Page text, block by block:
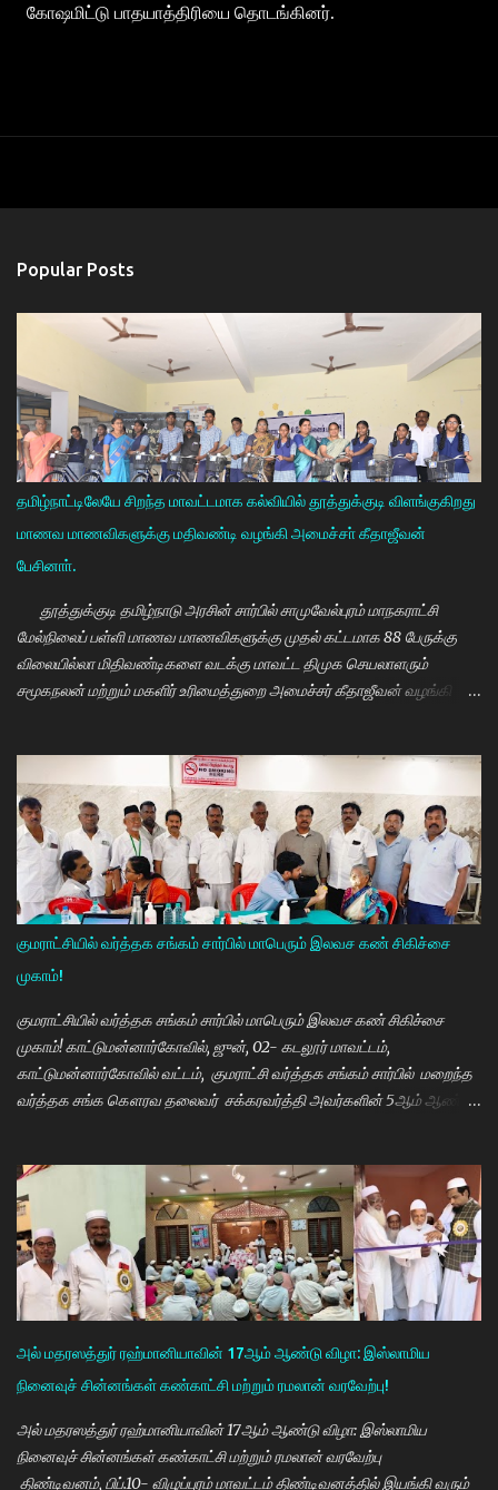
கோஷமிட்டு பாதயாத்திரியை தொடங்கினர்.
Popular Posts
தமிழ்நாட்டிலேயே சிறந்த மாவட்டமாக கல்வியில் தூத்துக்குடி விளங்குகிறது
மாணவ மாணவிகளுக்கு மதிவண்டி வழங்கி அமைச்சா் கீதாஜீவன்
பேசினாா்.
தூத்துக்குடி தமிழ்நாடு அரசின் சார்பில் சாமுவேல்புரம் மாநகராட்சி
மேல்நிலைப் பள்ளி மாணவ மாணவிகளுக்கு முதல் கட்டமாக 88 பேருக்கு
விலையில்லா மிதிவண்டிகளை வடக்கு மாவட்ட திமுக செயலாளரும்
சமூகநலன் மற்றும் மகளிர் உரிமைத்துறை அமைச்சர் கீதாஜீவன் வழங்கி
கல்வியில் சிறந்து விளங்க வேண்டும் என்பதற்காக முதலமைச்சர்
மு.க.ஸ்டாலின் அதிக முயற்சி எடுத்து கல்வியும். மருத்துவமும் எனது இரு
கண்கள் என முதலமைச்சர் கூறி வருகிறார். எத்தனையோ
மாணவியர்களுக்கு கிடைக்காத வாய்ப்பு உங்களுக்கு கிடைத்திருக்கிறது.
முன்பு 8 ம் வகுப்பு அல்லது 10 ம் வகுப்பிலேயே மாணவியர்களின்
பள்ளிப்படிப்பை நிறுத்தும் நிலையை மாற்றி, பெண் குழந்தைகள் கல்லூரி
வரை படிக்க வேண்டும். அவர்களுக்கு உயர்கல்வி மிக அவசியம் என்பதில்
அதிக முயற்சி எடுத்து வருகிறார்கள். உயர்கல்வி படிக்கின்ற
மாணவியர்களுக்கு மாதந்தோறும் ரூ.1000 வழங்கும் புதுமைப்பெண்
திட்டத்தை செயல்படுத்தி வருகிறார். எதிர்கால தலைவர்களான மாணவர்க...
குமராட்சியில் வர்த்தக சங்கம் சார்பில் மாபெரும் இலவச கண் சிகிச்சை
முகாம்!
குமராட்சியில் வர்த்தக சங்கம் சார்பில் மாபெரும் இலவச கண் சிகிச்சை
முகாம்! காட்டுமன்னார்கோவில், ஜுன், 02- கடலூர் மாவட்டம்,
காட்டுமன்னார்கோவில் வட்டம், குமராட்சி வர்த்தக சங்கம் சார்பில் மறைந்த
வர்த்தக சங்க கௌரவ தலைவர் சக்கரவர்த்தி அவர்களின் 5ஆம் ஆண்டு
ஒருங்கிணைப்பாளர் திருவேங்கடம் மற்றும் செவிலியர்கள் தலைமையில்
நடைபெற்றது. நிகழ்ச்சியில் கண் மருத்துவர் இளையராஜா சிறப்பு
அழைப்பாளராக கலந்து கொண்டு குத்துவிளக்கு ஏற்றி நிகழ்ச்சினை
துவங்கி வைத்தார். நிகழ்ச்சிக்கு குமராட்சி வர்த்தக சங்கத் தலைவர்
கே.ஆர்.ஜி. தமிழ்வாணன் முன்னிலை வகித்தார். நிகழ்ச்சியில் செயலாளர்
மணிவண்ணன், ஒருங்கிணைப்பாளர் அப்துல்பாசித் மற்றும் சங்க
நிர்வாகிகள் குமரவடிவு, துரைசிங்கம், பிரதீப், அப்துல்ரவுப், பார்த்தசாரதி,
மணிகண்டன், செந்தில்குமார், முஸ்தபா, பிரத...
அல் மதரஸத்துர் ரஹ்மானியாவின் 17ஆம் ஆண்டு விழா: இஸ்லாமிய
நினைவுச் சின்னங்கள் கண்காட்சி மற்றும் ரமலான் வரவேற்பு!
அல் மதரஸத்துர் ரஹ்மானியாவின் 17ஆம் ஆண்டு விழா: இஸ்லாமிய
நினைவுச் சின்னங்கள் கண்காட்சி மற்றும் ரமலான் வரவேற்பு
திண்டிவனம், பிப்.10- விழுப்புரம் மாவட்டம் திண்டிவனத்தில் இயங்கி வரும்